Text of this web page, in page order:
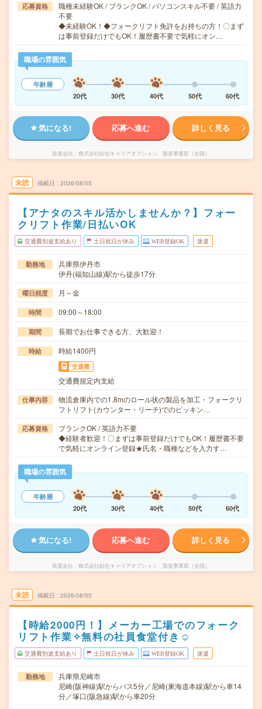
応募資格
職種未経験OK / ブランクOK / パソコンスキル不要 / 英語力
不要
◆未経験OK！◆フォークリフト免許をお持ちの方！〇まず
は事前登録だけでもOK！履歴書不要で気軽にオン…
職場の雰囲気
年齢層
20代
30代 40代 50代 60代
気になる! 応募へ進む 詳しく見る
派遣会社 株式会社綜合キャリアオプション 製造事業部（全国）
未読 掲載日 2026/08/05
【アナタのスキル活かしませんか？】フォー
クリフト作業/日払いOK
交通費別途支給あり 土日祝日が休み WEB登録OK 派遣
勤務地
兵庫県伊丹市
伊丹(福知山線)駅から徒歩17分
曜日頻度 月～金
時間 09:00～18:00
期間 長期でお仕事できる方、大歓迎！
時給 時給1400円
交通費
交通費規定内支給
仕事内容
物流倉庫内での1.8mのロール状の製品を加工・フォークリ
フトリフト(カウンター・リーチ)でのピッキン…
応募資格
ブランクOK / 英語力不要
◆経験者歓迎！〇まずは事前登録だけでもOK！履歴書不要
で気軽にオンライン登録★氏名・職種などを入力す…
職場の雰囲気
年齢層
20代
30代 40代 50代 60代
気になる! 応募へ進む 詳しく見る
派遣会社 株式会社綜合キャリアオプション 製造事業部（全国）
未読 掲載日 2026/08/05
【時給2000円！】メーカー工場でのフォーク
リフト作業✧無料の社員食堂付き☺
交通費別途支給あり 土日祝日が休み WEB登録OK 派遣
勤務地
兵庫県尼崎市
尼崎(阪神線)駅からバス5分／尼崎(東海道本線)駅から車14
分／塚口(阪急線)駅から車20分